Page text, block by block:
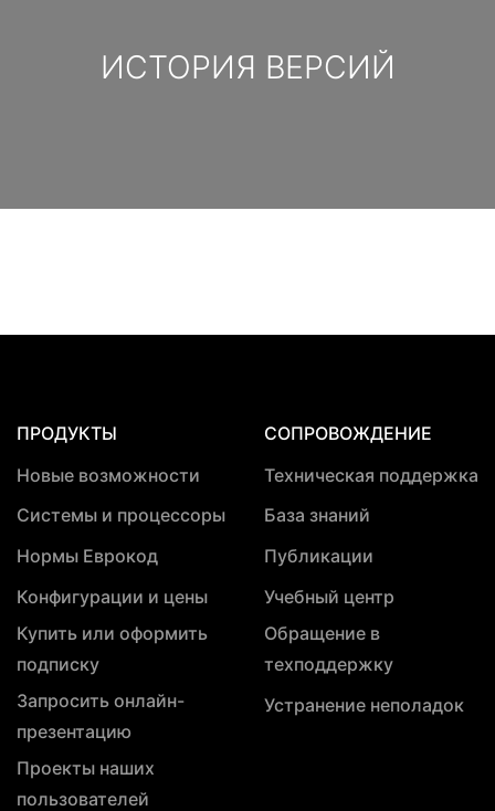
ИСТОРИЯ ВЕРСИЙ
ПРОДУКТЫ
Новые возможности
Системы и процессоры
Нормы Еврокод
Конфигурации и цены
Купить или оформить
подписку
Запросить онлайн-
презентацию
Проекты наших
пользователей
СОПРОВОЖДЕНИЕ
Техническая поддержка
База знаний
Публикации
Учебный центр
Обращение в
техподдержку
Устранение неполадок